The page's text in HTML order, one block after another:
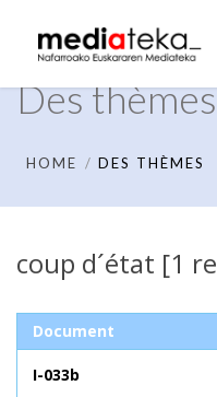
Des thèmes
HOME DES THÈMES
coup d´état [1
Document
I-033b